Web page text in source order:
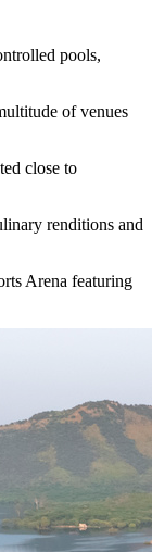
pools,
of venues
close to
renditions and
Arena featuring